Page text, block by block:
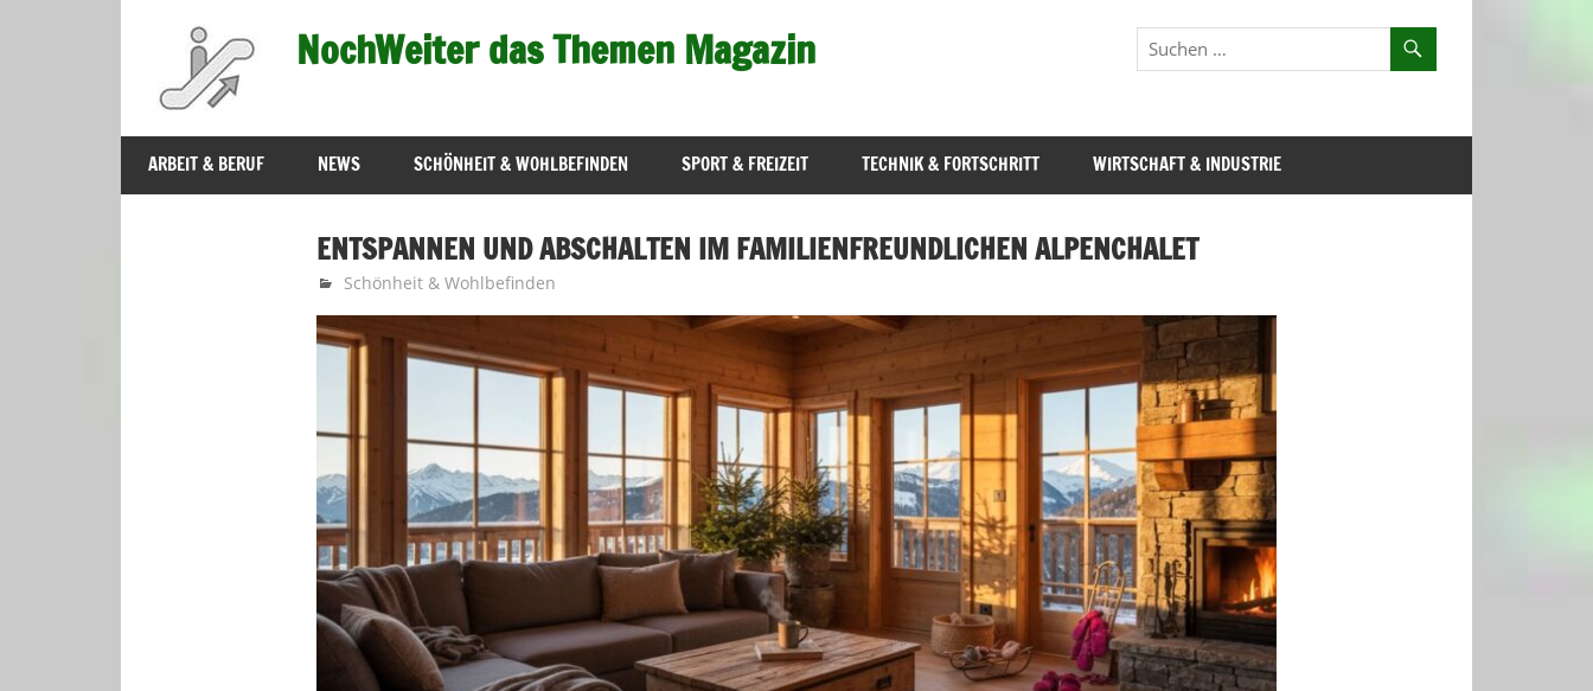
springen
NochWeiter das Themen Magazin
immer
weiter
ARBEIT & BERUF NEWS SCHÖNHEIT & WOHLBEFINDEN SPORT & FREIZEIT TECHNIK & FORTSCHRITT WIRTSCHAFT & INDUSTRIE
ENTSPANNEN UND ABSCHALTEN IM FAMILIENFREUNDLICHEN ALPENCHALET
Februar 3, 2026
Nochweiter-Redaktion
Schönheit & Wohlbefinden